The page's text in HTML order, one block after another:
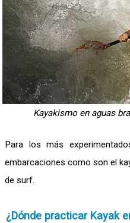
Kayakismo en aguas
Para los más
embarcaciones como son el
de surf.
¿Dónde practicar Kayak